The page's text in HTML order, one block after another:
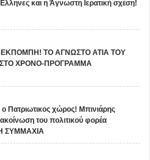
και η Άγνωστη Ιερατική σχέση!
ΤΟ ΑΓΝΩΣΤΟ ΑΤΙΑ ΤΟΥ
ΣΤΟ ΧΡΟΝΟ-ΠΡΟΓΡΑΜΜΑ
Πατριωτικος χώρος! Μπινιάρης
του πολιτικού φορέα
ΣΥΜΜΑΧΙΑ